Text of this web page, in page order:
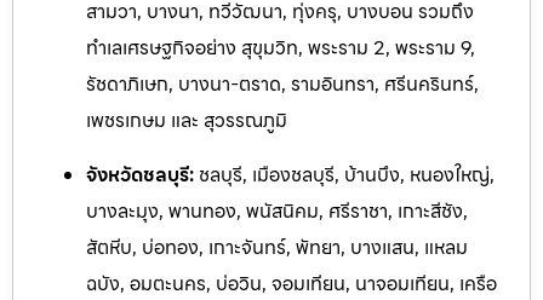
สามวา, บางนา, ทวีวัฒนา, ทุ่งครุ, บางบอน รวมถึง
ทำเลเศรษฐกิจอย่าง สุขุมวิท, พระราม 2, พระราม 9,
รัชดาภิเษก, บางนา-ตราด, รามอินทรา, ศรีนครินทร์,
เพชรเกษม และ สุวรรณภูมิ
จังหวัดชลบุรี: ชลบุรี, เมืองชลบุรี, บ้านบึง, หนองใหญ่,
บางละมุง, พานทอง, พนัสนิคม, ศรีราชา, เกาะสีชัง,
สัตหีบ, บ่อทอง, เกาะจันทร์, พัทยา, บางแสน, แหลม
ฉบัง, อมตะนคร, บ่อวิน, จอมเทียน, นาจอมเทียน, เครือ